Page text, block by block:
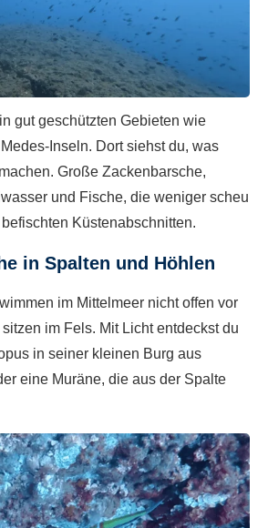
gut geschützten Gebieten wie
Inseln. Dort siehst du, was
Große Zackenbarsche,
und Fische, die weniger scheu
Küstenabschnitten.
in Spalten und Höhlen
im Mittelmeer nicht offen vor
im Fels. Mit Licht entdeckst du
in seiner kleinen Burg aus
eine Muräne, die aus der Spalte